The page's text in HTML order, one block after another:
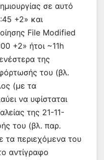
σε αυτό
+2» και
File Modified
+2» ήτοι ~11h
της
του (βλ.
(με τα
να υφίσταται
της 21-11-
του (βλ. παρ.
περιεχόμενα του
αντίγραφο